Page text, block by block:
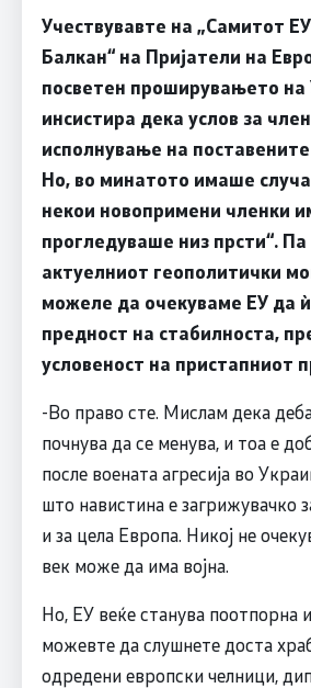
Учествувавте на „Самитот
Балкан“ на Пријатели на
посветен проширувањето на
инсистира дека услов за
исполнување на
Но, во минатото имаше
некои новопримени членки
прогледуваше низ прсти“.
актуелниот геополитички
можеле да очекуваме ЕУ да
предност на стабилноста,
условеност на пристапниот
-Во право сте. Мислам дека
почнува да се менува, и тоа е
после воената агресија во
што навистина е загрижувачко
и за цела Европа. Никој не
век може да има војна.
Но, ЕУ веќе станува поотпорна
можевте да слушнете доста
одредени европски челници,